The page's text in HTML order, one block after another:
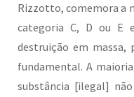
Rizzotto, comemora a
categoria C, D ou E
destruição em
fundamental. A
substância [ilegal]